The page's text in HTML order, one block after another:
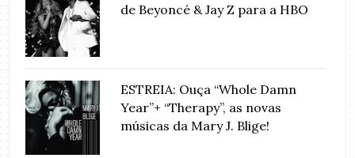
de Beyoncé & Jay Z para a HBO
ESTREIA: Ouça “Whole Damn
Year”+ “Therapy”, as novas
músicas da Mary J. Blige!